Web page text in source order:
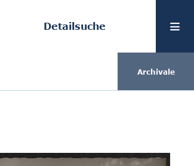
Detailsuche
Archivale